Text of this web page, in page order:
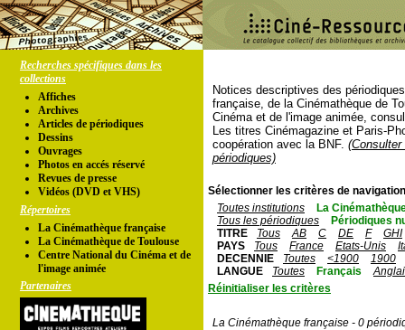
Recherches spécifiques dans les
collections
Affiches
Archives
Articles de périodiques
Dessins
Ouvrages
Photos en accés réservé
Revues de presse
Vidéos (DVD et VHS)
Répertoires
La Cinémathèque française
La Cinémathèque de Toulouse
Centre National du Cinéma et de
l'image animée
Partenaires
Notices descriptives des
française, de la Cinémathèque de
Cinéma et de l'image animée,
Les titres Cinémagazine et Paris-
coopération avec la BNF.
périodiques)
Sélectionner les critères de
Toutes institutions
La
Tous les périodiques
Périodiques
TITRE
Tous AB C DE F
GHI
PAYS
Tous France Etats-Unis
DECENNIE
Toutes <1900
1900
LANGUE
Toutes Français
Réinitialiser les critères
La Cinémathèque française - 0